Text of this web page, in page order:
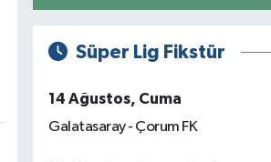
Süper Lig Fikstür
14 Ağustos, Cuma
Galatasaray - Çorum FK